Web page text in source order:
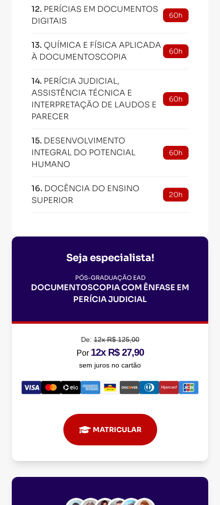
12. PERÍCIAS EM DOCUMENTOS
DIGITAIS
60h
13. QUÍMICA E FÍSICA APLICADA
À DOCUMENTOSCOPIA
60h
14. PERÍCIA JUDICIAL,
ASSISTÊNCIA TÉCNICA E
INTERPRETAÇÃO DE LAUDOS E
PARECER
60h
15. DESENVOLVIMENTO
INTEGRAL DO POTENCIAL
HUMANO
60h
16. DOCÊNCIA DO ENSINO
SUPERIOR
20h
Seja especialista!
PÓS-GRADUAÇÃO EAD
DOCUMENTOSCOPIA COM ÊNFASE EM
PERÍCIA JUDICIAL
De:12x R$ 125,00
Por 12x R$ 27,90
sem juros no cartão
MATRICULAR